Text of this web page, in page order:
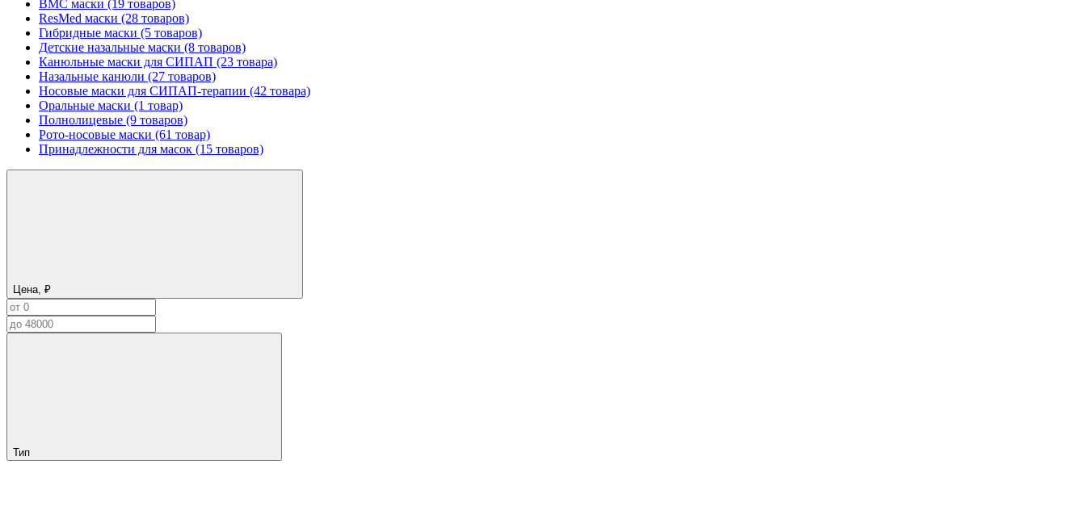
BMC маски (19 товаров)
ResMed маски (28 товаров)
Гибридные маски (5 товаров)
Детские назальные маски (8 товаров)
Канюльные маски для СИПАП (23 товара)
Назальные канюли (27 товаров)
Носовые маски для СИПАП-терапии (42 товара)
Оральные маски (1 товар)
Полнолицевые (9 товаров)
Рото-носовые маски (61 товар)
Принадлежности для масок (15 товаров)
Цена, ₽
Тип